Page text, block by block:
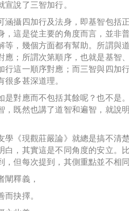
宣說了三智加行。
涵攝四加行及法身，即基智包括
，這是從主要的角度而言，並非
等，幾個方面都有幫助。所謂與
應；所謂次第順序，也就是基智
行這一順序對應；而三智與四加
很多甚深道理。
是對應而不包括其餘呢？也不是
，既然也講了道智和遍智，就說
學《現觀莊嚴論》就總是搞不清
白，其實這是不同角度的安立。
，但每次提到，其側重點並不相
闡釋義，
而抉擇。